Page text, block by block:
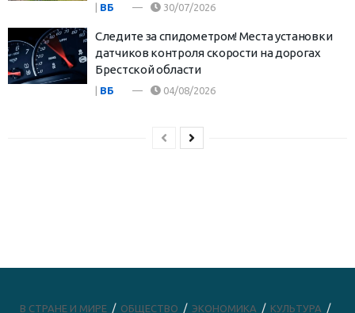
| ВБ 30/07/2026
Следите за спидометром! Места установки
датчиков контроля скорости на дорогах
Брестской области
| ВБ 04/08/2026
В СТРАНЕ И МИРЕ ОБЩЕСТВО ЭКОНОМИКА КУЛЬТУРА